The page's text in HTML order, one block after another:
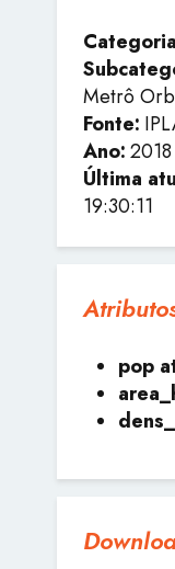
Metrô
Fonte:
Ano:2018
Última
19:30:11
pop